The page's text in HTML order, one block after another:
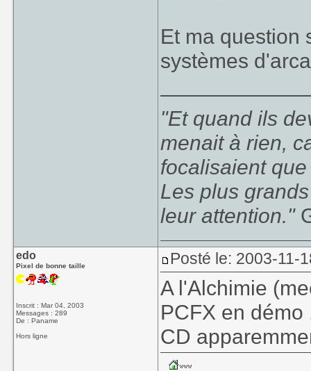
Et ma question
systèmes
"Et quand ils
menait à rien,
focalisaient
Les plus
leur attention."
edo
Pixel de bonne taille
Inscrit : Mar 04, 2003
Messages : 289
De : Paname
Hors ligne
Posté le: 2003-11-
A l'Alchimie
PCFX en
CD